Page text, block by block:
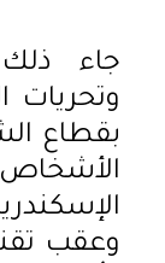
جاء
وتحريات
بقطاع
وعقب